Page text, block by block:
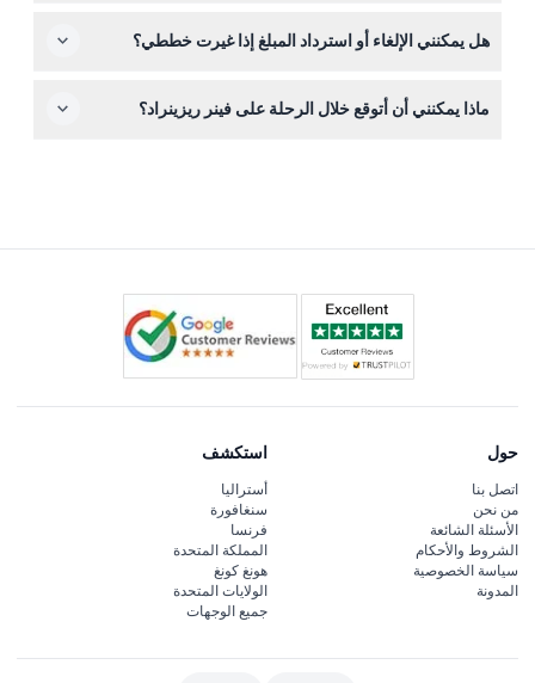
مناسبة للطقس لأن الرحلة تستغرق حوالي 10-15 دقيقة وتوفرهل يمكنني الإلغاء أو استرداد المبلغ إذا غيرت خططي؟
سفرك قبل حجز تذاكر عجلة فيريس العملاقة في فيينا عبر
ماذا يمكنني أن أتوقع خلال الرحلة على فينر ريزينراد؟
حول
اتصل بنا
من نحن
الأسئلة الشائعة
الشروط والأحكام
سياسة الخصوصية
المدونة
استكشف
أستراليا
سنغافورة
فرنسا
المملكة المتحدة
هونغ كونغ
الولايات المتحدة
جميع الوجهات